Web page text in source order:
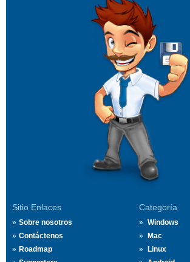
Sitio Enlaces
Sobre nosotros
Contáctenos
Roadmap
Categoría
Windows
Mac
Linux